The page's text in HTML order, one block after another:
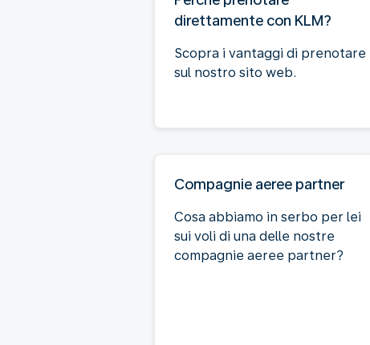
direttamente con KLM?
Scopra i vantaggi di prenotare
sul nostro sito web.
Compagnie aeree partner
Cosa abbiamo in serbo per lei
sui voli di una delle nostre
compagnie aeree partner?